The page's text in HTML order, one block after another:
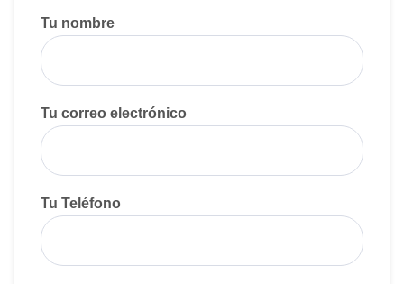
Tu nombre
Tu correo electrónico
Tu Teléfono